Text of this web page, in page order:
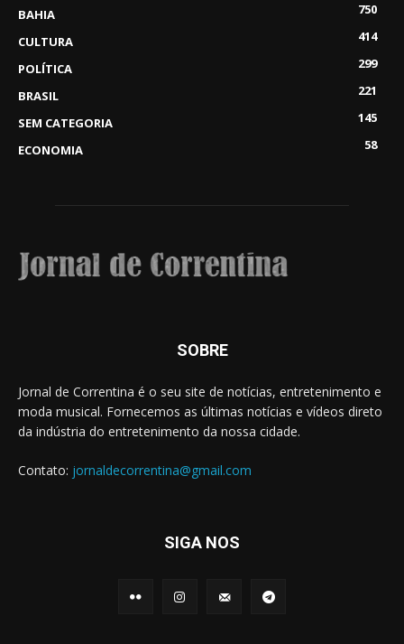
BAHIA
750
CULTURA
414
POLÍTICA
299
BRASIL
221
SEM CATEGORIA
145
ECONOMIA
58
SOBRE
Jornal de Correntina é o seu site de notícias, entretenimento e
moda musical. Fornecemos as últimas notícias e vídeos direto
da indústria do entretenimento da nossa cidade.
Contato: jornaldecorrentina@gmail.com
SIGA NOS